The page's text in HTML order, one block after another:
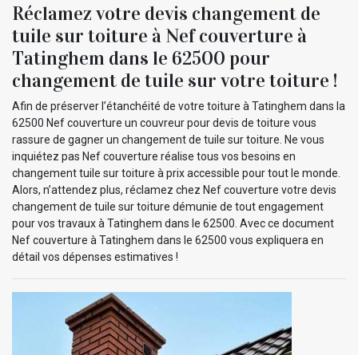
Réclamez votre devis changement de
tuile sur toiture à Nef couverture à
Tatinghem dans le 62500 pour
changement de tuile sur votre toiture !
Afin de préserver l’étanchéité de votre toiture à Tatinghem dans la
62500 Nef couverture un couvreur pour devis de toiture vous
rassure de gagner un changement de tuile sur toiture. Ne vous
inquiétez pas Nef couverture réalise tous vos besoins en
changement tuile sur toiture à prix accessible pour tout le monde.
Alors, n’attendez plus, réclamez chez Nef couverture votre devis
changement de tuile sur toiture démunie de tout engagement
pour vos travaux à Tatinghem dans le 62500. Avec ce document
Nef couverture à Tatinghem dans le 62500 vous expliquera en
détail vos dépenses estimatives !